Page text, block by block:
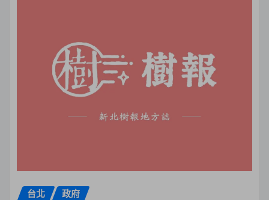
台北 政府